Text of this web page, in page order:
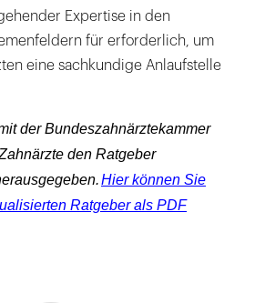
Expertise in den
für erforderlich, um
eine sachkundige Anlaufstelle
der Bundeszahnärztekammer
den Ratgeber
Hier können Sie
Ratgeber als PDF